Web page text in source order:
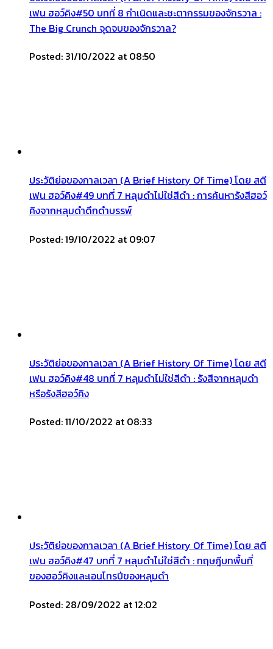
เฟน ฮอว์คิง#50 บทที่ 8 กำเนิดและชะตากรรมของจักรวาล :
The Big Crunch จุดจบของจักรวาล?
Posted: 31/10/2022 at 08:50
ประวัติย่อของกาลเวลา (A Brief History Of Time) โดย สตี
เฟน ฮอว์คิง#49 บทที่ 7 หลุมดำไม่ใช่สีดำ : การค้นหารังสีฮอว์
คิงจากหลุมดำดึกดำบรรพ์
Posted: 19/10/2022 at 09:07
ประวัติย่อของกาลเวลา (A Brief History Of Time) โดย สตี
เฟน ฮอว์คิง#48 บทที่ 7 หลุมดำไม่ใช่สีดำ : รังสีจากหลุมดำ
หรือรังสีฮอว์คิง
Posted: 11/10/2022 at 08:33
ประวัติย่อของกาลเวลา (A Brief History Of Time) โดย สตี
เฟน ฮอว์คิง#47 บทที่ 7 หลุมดำไม่ใช่สีดำ : ทฤษฎีบทพื้นที่
ของฮอว์คิงและเอนโทรปีของหลุมดำ
Posted: 28/09/2022 at 12:02